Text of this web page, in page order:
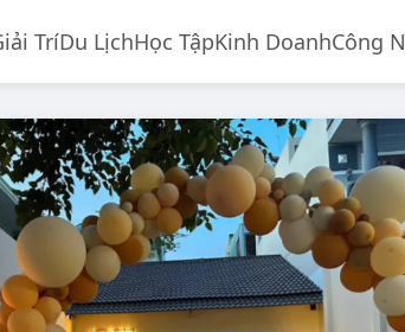
TríDu LịchHọc TậpKinh DoanhCông